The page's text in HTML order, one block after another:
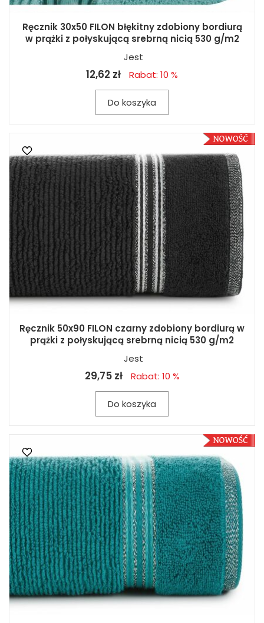
Ręcznik 30x50 FILON błękitny zdobiony bordiurą
w prążki z połyskującą srebrną nicią 530 g/m2
Jest
12,62 zł Rabat: 10 %
Do koszyka
Ręcznik 50x90 FILON czarny zdobiony bordiurą w
prążki z połyskującą srebrną nicią 530 g/m2
Jest
29,75 zł Rabat: 10 %
Do koszyka